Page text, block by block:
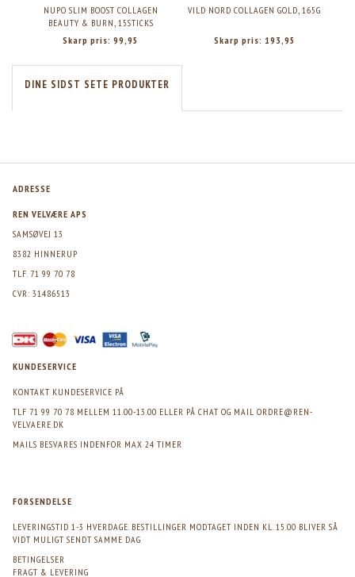
NUPO SLIM BOOST COLLAGEN
BEAUTY & BURN, 15STICKS
Skarp pris: 99,95
VILD NORD COLLAGEN GOLD, 165G
Skarp pris: 193,95
DINE SIDST SETE PRODUKTER
ADRESSE
REN VELVÆRE APS
SAMSØVEJ 13
8382 HINNERUP
TLF. 71 99 70 78
CVR: 31486513
KUNDESERVICE
KONTAKT KUNDESERVICE PÅ
TLF 71 99 70 78 MELLEM 11.00-13.00 ELLER PÅ CHAT OG MAIL ORDRE@REN-
VELVAERE.DK
MAILS BESVARES INDENFOR MAX 24 TIMER
FORSENDELSE
LEVERINGSTID 1-3 HVERDAGE. BESTILLINGER MODTAGET INDEN KL. 15.00 BLIVER SÅ
VIDT MULIGT SENDT SAMME DAG
BETINGELSER
FRAGT & LEVERING